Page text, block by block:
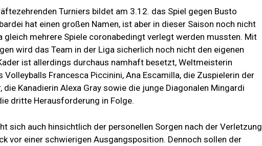
Turniers bildet am 3.12. das Spiel gegen Busto
hat einen großen Namen, ist aber in dieser Saison noch nicht
gleich mehrere Spiele coronabedingt verlegt werden mussten. Mit
wird das Team in der Liga sicherlich noch nicht den eigenen
ist allerdings durchaus namhaft besetzt, Weltmeisterin
Volleyballs Francesca Piccinini, Ana Escamilla, die Zuspielerin der
Kanadierin Alexa Gray sowie die junge Diagonalen Mingardi
dritte Herausforderung in Folge.
sich auch hinsichtlich der personellen Sorgen nach der Verletzung
vor einer schwierigen Ausgangsposition. Dennoch sollen der